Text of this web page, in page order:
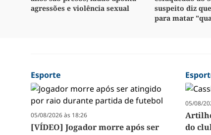
agressões e violência sexual
suspeito diz
para matar
Esporte
05/08/2026 às 18:26
[VÍDEO] Jogador morre após ser
05/08/
do